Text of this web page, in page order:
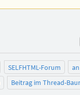
SELFHTML-Forum
Beitrag im Thread-